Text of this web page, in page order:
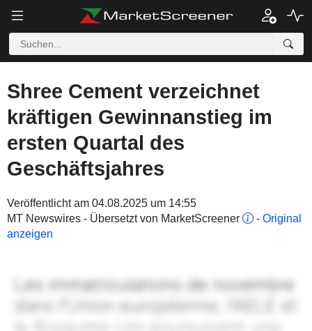
Shree Cement verzeichnet
kräftigen Gewinnanstieg im
ersten Quartal des
Geschäftsjahres
Veröffentlicht am 04.08.2025 um 14:55
MT Newswires - Übersetzt von MarketScreener
- Original
anzeigen